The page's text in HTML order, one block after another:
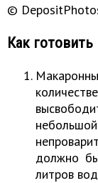
©
Как готовить
должно
литров